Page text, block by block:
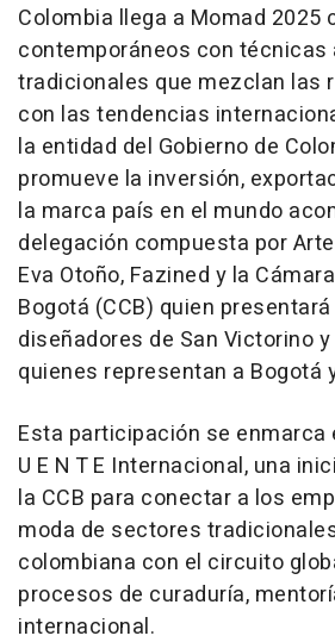
Colombia llega a Momad 2025
contemporáneos con técnicas
tradicionales que mezclan las
con las tendencias
la entidad del Gobierno de
promueve la inversión,
la marca país en el mundo
delegación compuesta por
Eva Otoño, Fazined y la
Bogotá (CCB) quien
diseñadores de San Victorino
quienes representan a Bogotá
Esta participación se enmarca
U E N T E Internacional, una
la CCB para conectar a los
moda de sectores
colombiana con el circuito
procesos de curaduría,
internacional.